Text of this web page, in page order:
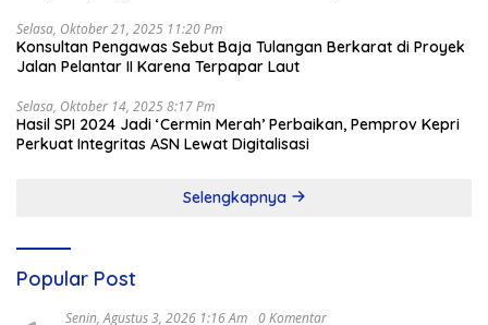
Selasa, Oktober 21, 2025 11:20 Pm
Konsultan Pengawas Sebut Baja Tulangan Berkarat di Proyek
Jalan Pelantar II Karena Terpapar Laut
Selasa, Oktober 14, 2025 8:17 Pm
Hasil SPI 2024 Jadi ‘Cermin Merah’ Perbaikan, Pemprov Kepri
Perkuat Integritas ASN Lewat Digitalisasi
Selengkapnya
Popular Post
Senin, Agustus 3, 2026 1:16 Am 0 Komentar